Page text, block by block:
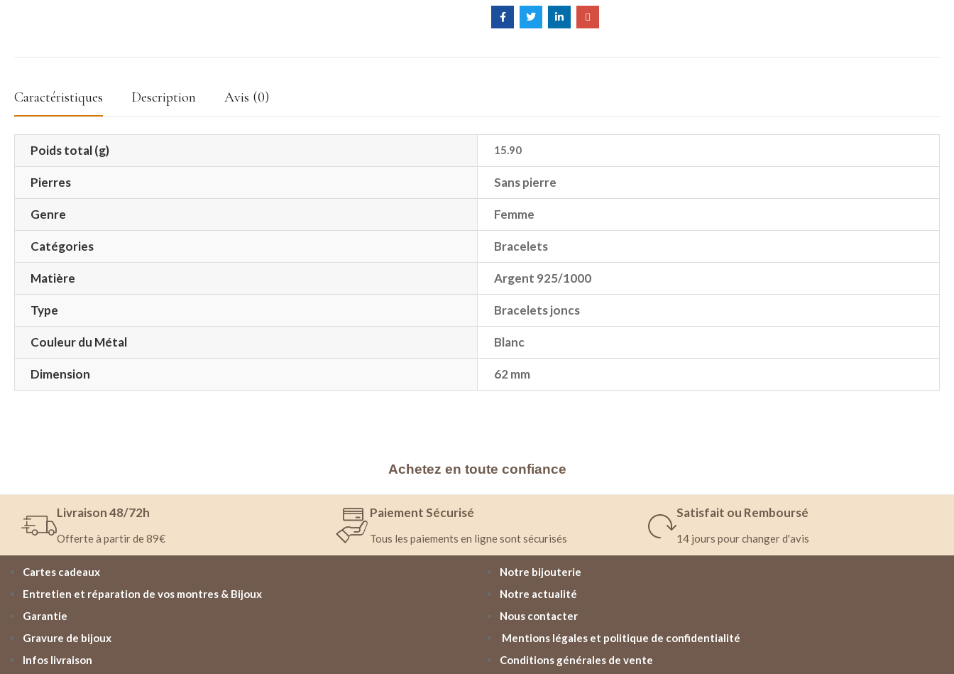
Caractéristiques Description Avis (0)
Poids total (g) 15.90
Pierres Sans pierre
Genre Femme
Catégories Bracelets
Matière Argent 925/1000
Type Bracelets joncs
Couleur du Métal Blanc
Dimension 62 mm
Achetez en toute confiance
Livraison 48/72h
Offerte à partir de 89€
Paiement Sécurisé
Tous les paiements en ligne sont sécurisés
Satisfait ou Remboursé
14 jours pour changer d'avis
Cartes cadeaux
Entretien et réparation de vos montres & Bijoux
Garantie
Gravure de bijoux
Infos livraison
Notre bijouterie
Notre actualité
Nous contacter
Mentions légales et politique de confidentialité
Conditions générales de vente